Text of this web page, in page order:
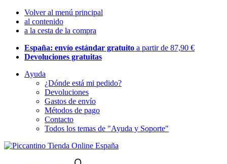
Volver al menú principal
al contenido
a la cesta de la compra
España: envío estándar gratuito a partir de 87,90 €
Devoluciones gratuitas
Ayuda
¿Dónde está mi pedido?
Devoluciones
Gastos de envío
Métodos de pago
Contacto
Todos los temas de "Ayuda y Soporte"